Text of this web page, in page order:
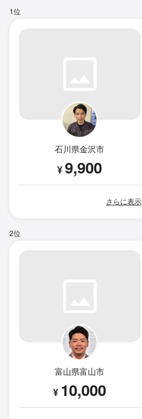
1位
石川県金沢市
¥9,900
さらに表示
2位
富山県富山市
¥ 10,000